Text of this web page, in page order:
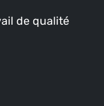
de qualité